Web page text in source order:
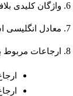
واژگان کلیدی
معادل انگلیسی
ارجاعات مربوط